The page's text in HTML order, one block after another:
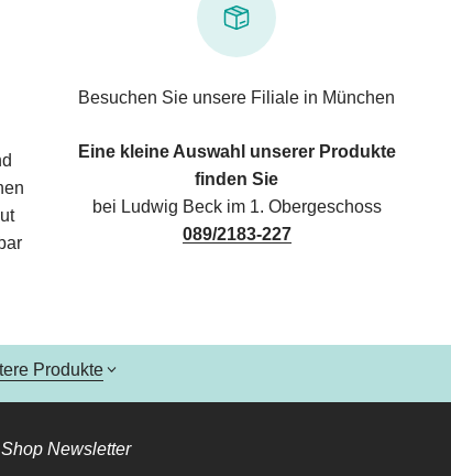
Besuchen Sie unsere Filiale in München
Eine kleine Auswahl unserer Produkte
finden Sie
bei Ludwig Beck im 1. Obergeschoss
089/2183-227
Produkte
Newsletter